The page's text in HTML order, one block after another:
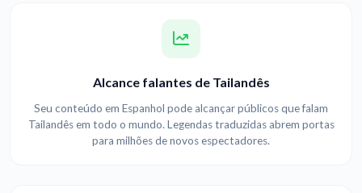
Alcance falantes de Tailandês
Seu conteúdo em Espanhol pode alcançar públicos que falam
Tailandês em todo o mundo. Legendas traduzidas abrem portas
para milhões de novos espectadores.